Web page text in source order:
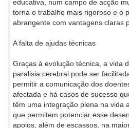
educativa, num campo de acção
torna o trabalho mais rigoroso e o
abrangente com vantagens claras
A falta de ajudas técnicas
Graças à evolução técnica, a vida
paralisia cerebral pode ser
permitir a comunicação dos
afectada e há casos de sucesso
têm uma integração plena na vida
que permitem potenciar esse
apoios, além de escassos, na